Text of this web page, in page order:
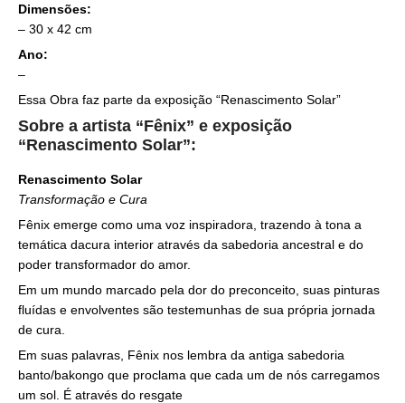
Dimensões:
– 30 x 42 cm
Ano:
–
Essa Obra faz parte da exposição “Renascimento Solar”
Sobre a artista “Fênix” e exposição
“Renascimento Solar”:
Renascimento Solar
Transformação e Cura
Fênix emerge como uma voz inspiradora, trazendo à tona a
temática dacura interior através da sabedoria ancestral e do
poder transformador do amor.
Em um mundo marcado pela dor do preconceito, suas pinturas
fluídas e envolventes são testemunhas de sua própria jornada
de cura.
Em suas palavras, Fênix nos lembra da antiga sabedoria
banto/bakongo que proclama que cada um de nós carregamos
um sol. É através do resgate